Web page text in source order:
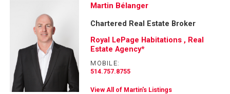
Martin Bélanger
Chartered Real Estate Broker
Royal LePage Habitations , Real
Estate Agency*
MOBILE:
514.757.8755
View All of Martin's Listings